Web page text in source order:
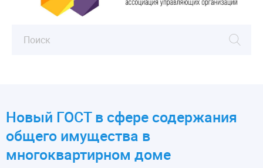
Новый ГОСТ в сфере содержания
общего имущества в
многоквартирном доме